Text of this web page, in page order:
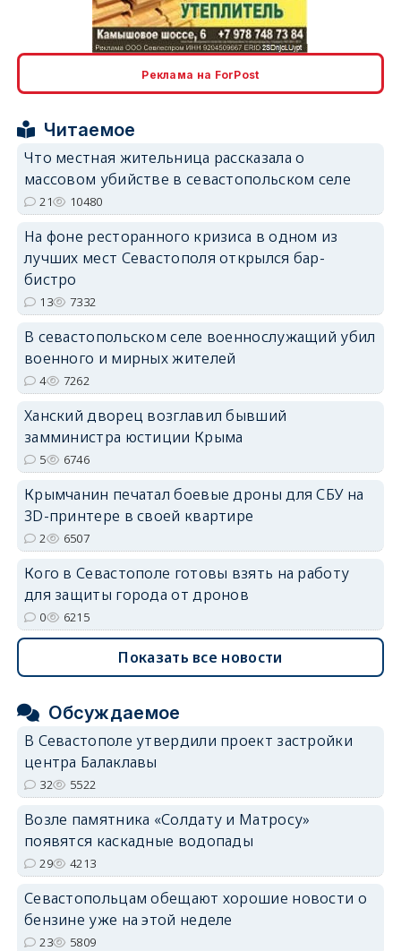
Реклама на ForPost
Читаемое
Что местная жительница рассказала о
массовом убийстве в севастопольском селе
21 10480
На фоне ресторанного кризиса в одном из
лучших мест Севастополя открылся бар-
бистро
13 7332
В севастопольском селе военнослужащий убил
военного и мирных жителей
4 7262
Ханский дворец возглавил бывший
замминистра юстиции Крыма
5 6746
Крымчанин печатал боевые дроны для СБУ на
3D-принтере в своей квартире
2 6507
Кого в Севастополе готовы взять на работу
для защиты города от дронов
0 6215
Показать все новости
Обсуждаемое
В Севастополе утвердили проект застройки
центра Балаклавы
32 5522
Возле памятника «Солдату и Матросу»
появятся каскадные водопады
29 4213
Севастопольцам обещают хорошие новости о
бензине уже на этой неделе
23 5809